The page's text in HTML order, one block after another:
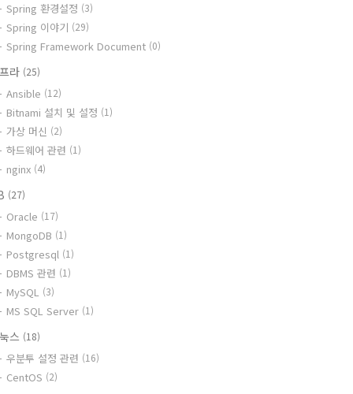
Spring 환경설정 (3)
Spring 이야기 (29)
Spring Framework Document (0)
라 (25)
Ansible (12)
Bitnami 설치 및 설정 (1)
가상 머신 (2)
하드웨어 관련 (1)
nginx (4)
(27)
Oracle (17)
MongoDB (1)
Postgresql (1)
DBMS 관련 (1)
MySQL (3)
MS SQL Server (1)
스 (18)
우분투 설정 관련 (16)
CentOS (2)